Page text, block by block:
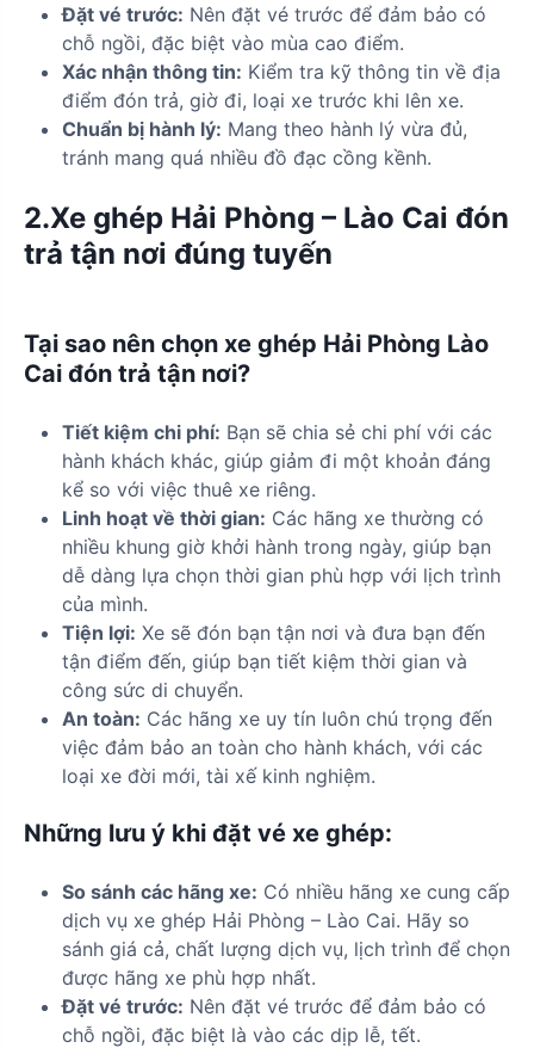
Đặt vé trước: Nên đặt vé trước để đảm bảo có
chỗ ngồi, đặc biệt vào mùa cao điểm.
Xác nhận thông tin: Kiểm tra kỹ thông tin về địa
điểm đón trả, giờ đi, loại xe trước khi lên xe.
Chuẩn bị hành lý: Mang theo hành lý vừa đủ,
tránh mang quá nhiều đồ đạc cồng kềnh.
2.Xe ghép Hải Phòng – Lào Cai đón
trả tận nơi đúng tuyến
Tại sao nên chọn xe ghép Hải Phòng Lào
Cai đón trả tận nơi?
Tiết kiệm chi phí: Bạn sẽ chia sẻ chi phí với các
hành khách khác, giúp giảm đi một khoản đáng
kể so với việc thuê xe riêng.
Linh hoạt về thời gian: Các hãng xe thường có
nhiều khung giờ khởi hành trong ngày, giúp bạn
dễ dàng lựa chọn thời gian phù hợp với lịch trình
của mình.
Tiện lợi: Xe sẽ đón bạn tận nơi và đưa bạn đến
tận điểm đến, giúp bạn tiết kiệm thời gian và
công sức di chuyển.
An toàn: Các hãng xe uy tín luôn chú trọng đến
việc đảm bảo an toàn cho hành khách, với các
loại xe đời mới, tài xế kinh nghiệm.
Những lưu ý khi đặt vé xe ghép:
So sánh các hãng xe: Có nhiều hãng xe cung cấp
dịch vụ xe ghép Hải Phòng – Lào Cai. Hãy so
sánh giá cả, chất lượng dịch vụ, lịch trình để chọn
được hãng xe phù hợp nhất.
Đặt vé trước: Nên đặt vé trước để đảm bảo có
chỗ ngồi, đặc biệt là vào các dịp lễ, tết.